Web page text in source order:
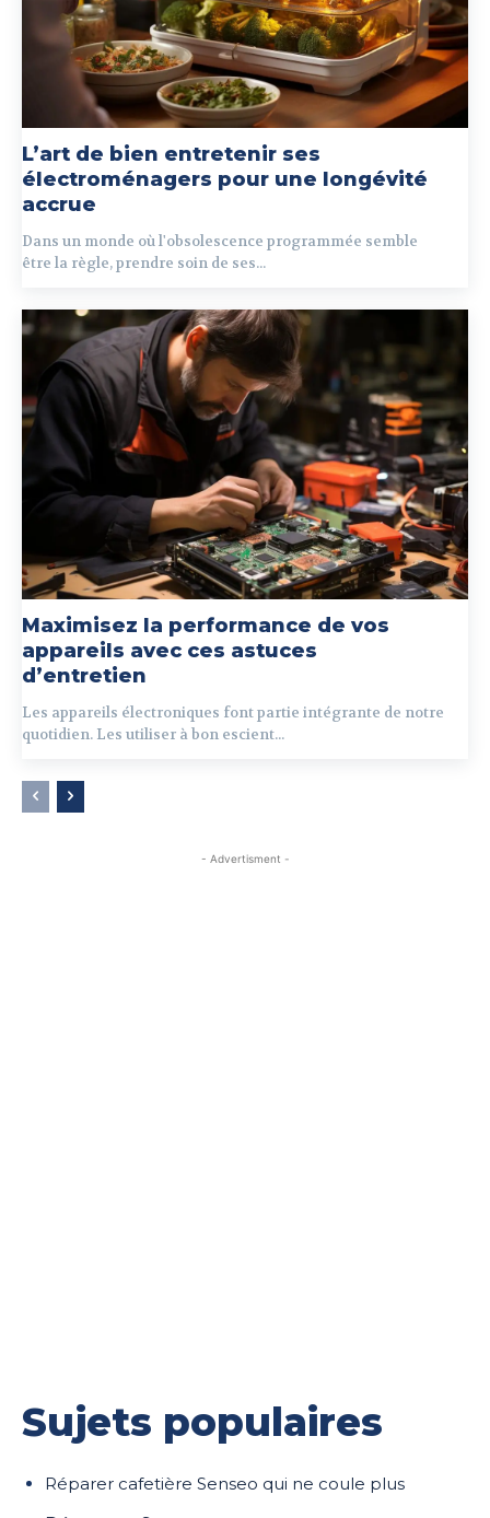
L’art de bien entretenir ses
électroménagers pour une longévité
accrue
Dans un monde où l'obsolescence programmée semble
être la règle, prendre soin de ses...
Maximisez la performance de vos
appareils avec ces astuces
d’entretien
Les appareils électroniques font partie intégrante de notre
quotidien. Les utiliser à bon escient...
- Advertisment -
Sujets populaires
Réparer cafetière Senseo qui ne coule plus